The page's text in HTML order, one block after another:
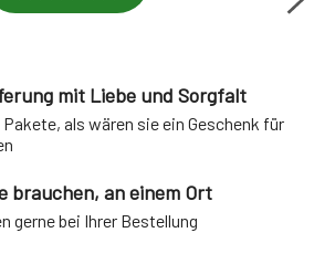
mit Liebe und Sorgfalt
als wären sie ein Geschenk für
brauchen, an einem Ort
gerne bei Ihrer Bestellung